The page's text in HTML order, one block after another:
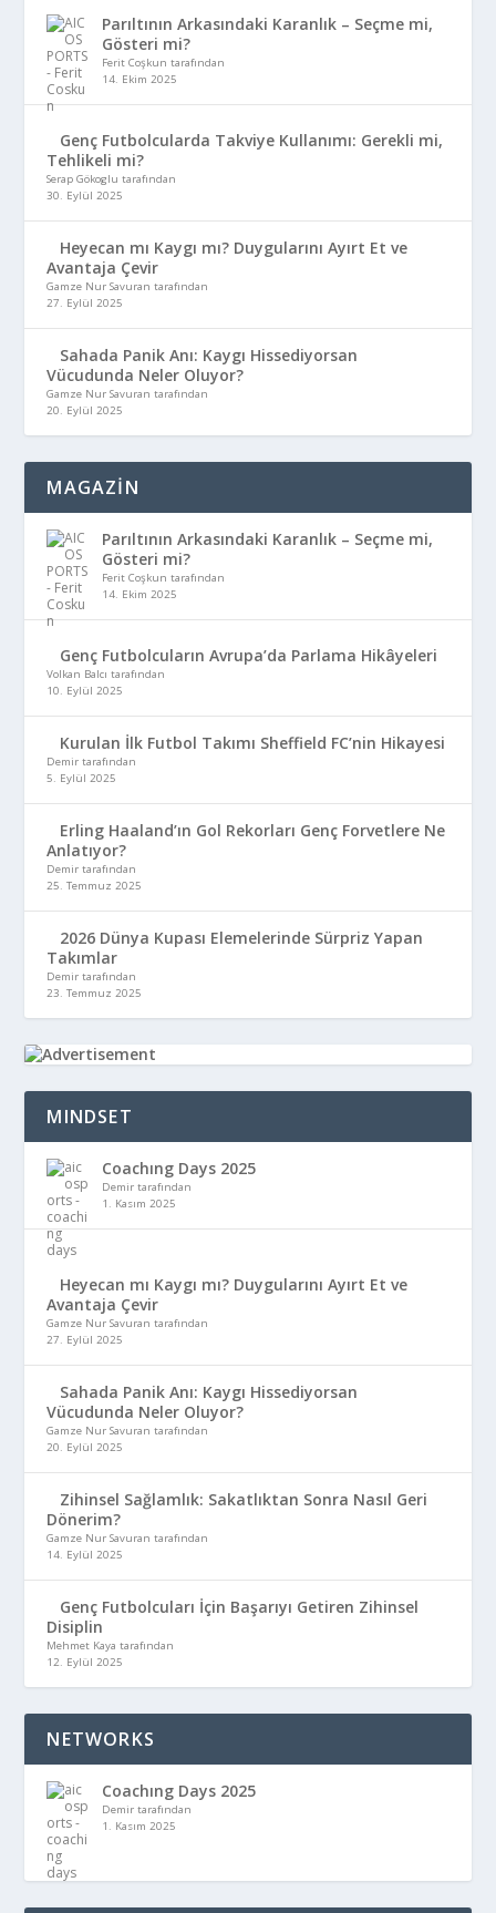
Parıltının Arkasındaki Karanlık – Seçme mi,
Gösteri mi?
Ferit Coşkun tarafından
14. Ekim 2025
Genç Futbolcularda Takviye Kullanımı: Gerekli mi,
Tehlikeli mi?
Serap Gökoglu tarafından
30. Eylül 2025
Heyecan mı Kaygı mı? Duygularını Ayırt Et ve
Avantaja Çevir
Gamze Nur Savuran tarafından
27. Eylül 2025
Sahada Panik Anı: Kaygı Hissediyorsan
Vücudunda Neler Oluyor?
Gamze Nur Savuran tarafından
20. Eylül 2025
MAGAZİN
Parıltının Arkasındaki Karanlık – Seçme mi,
Gösteri mi?
Ferit Coşkun tarafından
14. Ekim 2025
Genç Futbolcuların Avrupa’da Parlama Hikâyeleri
Volkan Balcı tarafından
10. Eylül 2025
Kurulan İlk Futbol Takımı Sheffield FC’nin Hikayesi
Demir tarafından
5. Eylül 2025
Erling Haaland’ın Gol Rekorları Genç Forvetlere Ne
Anlatıyor?
Demir tarafından
25. Temmuz 2025
2026 Dünya Kupası Elemelerinde Sürpriz Yapan
Takımlar
Demir tarafından
23. Temmuz 2025
MINDSET
Coachıng Days 2025
Demir tarafından
1. Kasım 2025
Heyecan mı Kaygı mı? Duygularını Ayırt Et ve
Avantaja Çevir
Gamze Nur Savuran tarafından
27. Eylül 2025
Sahada Panik Anı: Kaygı Hissediyorsan
Vücudunda Neler Oluyor?
Gamze Nur Savuran tarafından
20. Eylül 2025
Zihinsel Sağlamlık: Sakatlıktan Sonra Nasıl Geri
Dönerim?
Gamze Nur Savuran tarafından
14. Eylül 2025
Genç Futbolcuları İçin Başarıyı Getiren Zihinsel
Disiplin
Mehmet Kaya tarafından
12. Eylül 2025
NETWORKS
Coachıng Days 2025
Demir tarafından
1. Kasım 2025